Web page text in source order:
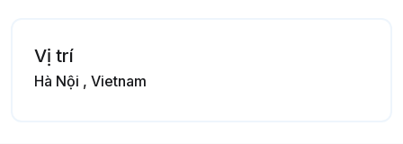
Vị trí
Hà Nội , Vietnam